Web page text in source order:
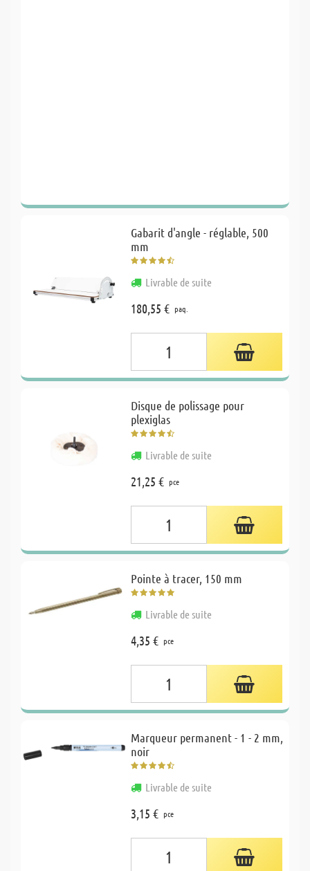
Gabarit d'angle - réglable, 500
mm
Livrable de suite
180,55 € paq.
Disque de polissage pour
plexiglas
Livrable de suite
21,25 € pce
Pointe à tracer, 150 mm
Livrable de suite
4,35 € pce
Marqueur permanent - 1 - 2 mm,
noir
Livrable de suite
3,15 € pce